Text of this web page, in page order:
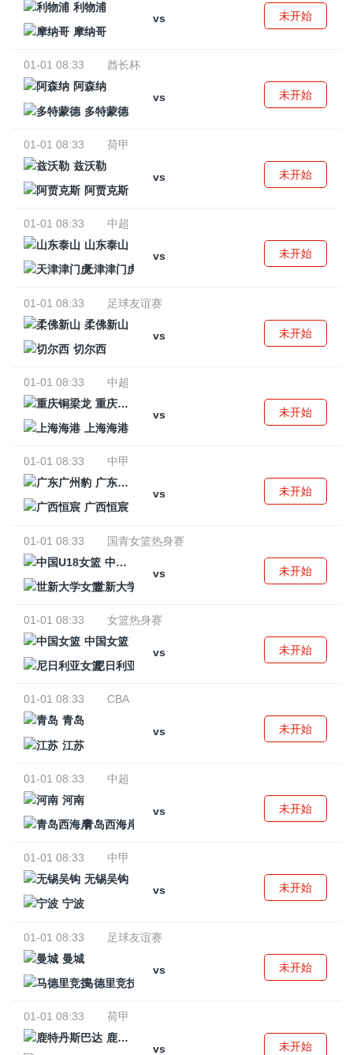
利物浦
vs
摩纳哥
未开始
01-01 08:33
酋长杯
阿森纳
vs
多特蒙德
未开始
01-01 08:33
荷甲
兹沃勒
vs
阿贾克斯
未开始
01-01 08:33
中超
山东泰山
vs
天津津门虎
未开始
01-01 08:33
足球友谊赛
柔佛新山
vs
切尔西
未开始
01-01 08:33
中超
重庆铜梁龙
vs
上海海港
未开始
01-01 08:33
中甲
广东广州豹
vs
广西恒宸
未开始
01-01 08:33
国青女篮热身赛
中国U18女篮
vs
世新大学女篮
未开始
01-01 08:33
女篮热身赛
中国女篮
vs
尼日利亚女篮
未开始
01-01 08:33
CBA
青岛
vs
江苏
未开始
01-01 08:33
中超
河南
vs
青岛西海岸
未开始
01-01 08:33
中甲
无锡吴钩
vs
宁波
未开始
01-01 08:33
足球友谊赛
曼城
vs
马德里竞技
未开始
01-01 08:33
荷甲
鹿特丹斯巴达
vs
未开始